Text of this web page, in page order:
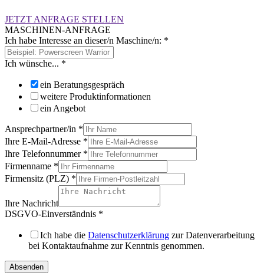
JETZT ANFRAGE STELLEN
MASCHINEN-ANFRAGE
Ich habe Interesse an dieser/n Maschine/n: *
Ich wünsche... *
ein Beratungsgespräch
weitere Produktinformationen
ein Angebot
Ansprechpartner/in *
Ihre E-Mail-Adresse *
Ihre Telefonnummer *
Firmenname *
Firmensitz (PLZ) *
Ihre Nachricht
DSGVO-Einverständnis *
Ich habe die Datenschutzerklärung zur Datenverarbeitung
bei Kontaktaufnahme zur Kenntnis genommen.
Absenden